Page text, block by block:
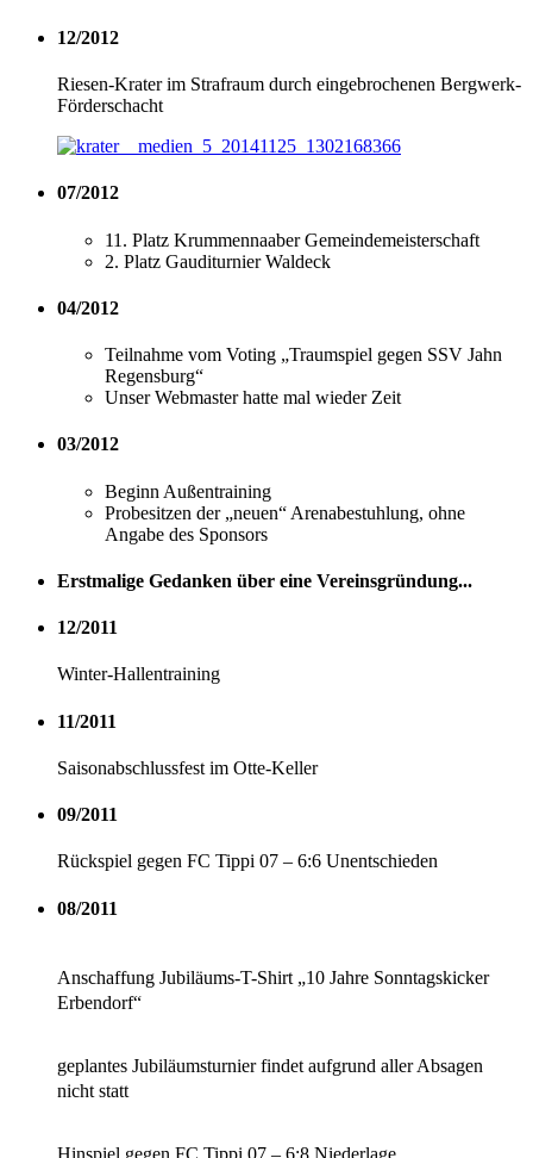
12/2012
Riesen-Krater im Strafraum durch eingebrochenen Bergwerk-
Förderschacht
07/2012
11. Platz Krummennaaber Gemeindemeisterschaft
2. Platz Gauditurnier Waldeck
04/2012
Teilnahme vom Voting „Traumspiel gegen SSV Jahn
Regensburg“
Unser Webmaster hatte mal wieder Zeit
03/2012
Beginn Außentraining
Probesitzen der „neuen“ Arenabestuhlung, ohne
Angabe des Sponsors
Erstmalige Gedanken über eine Vereinsgründung...
12/2011
Winter-Hallentraining
11/2011
Saisonabschlussfest im Otte-Keller
09/2011
Rückspiel gegen FC Tippi 07 – 6:6 Unentschieden
08/2011
Anschaffung Jubiläums-T-Shirt „10 Jahre Sonntagskicker
Erbendorf“
geplantes Jubiläumsturnier findet aufgrund aller Absagen
nicht statt
Hinspiel gegen FC Tippi 07 – 6:8 Niederlage